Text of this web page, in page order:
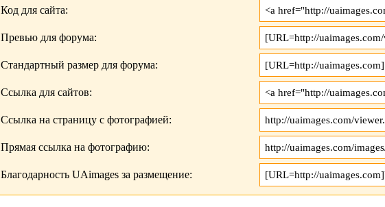
Код для сайта:
Превью для форума:
Стандартный размер для форума:
Ссылка для сайтов:
Ссылка на страницу с фотографией:
Прямая ссылка на фотографию:
Благодарность UAimages за размещение: